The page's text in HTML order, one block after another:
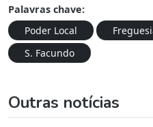
Palavras chave:
Poder Local
S. Facundo
Outras notícias